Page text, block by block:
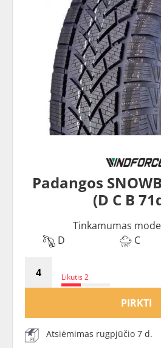
Padangos
(D C B
Tinkamumas
D
C
Likutis 2
PIRKTI
Atsiėmimas rugpjūčio 7 d.